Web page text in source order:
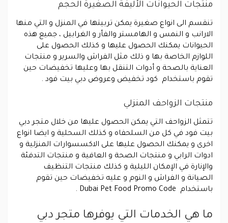
منتجات الحيوانات الأليفة الصغيرة الحجم
تنقسم الى انواع صغيرة يمكن تربيتها في المنزل و التي منها
الارانب و النمس و الهامستر والفأر و الغرابيل ، جميع هذه
الحيوانات يمكنك الحصول عليها و كذلك الحصول على
اللوازم الخاصة بها و ذلك مثل الفراش والسرير و منتجات
العناية بالصحة و أدوات التنقل بها وعليها تخفيضات حين
تقوم باستخدام كود تخفيض وعروض دبي بيت فود .
منتجات الزواحف المنزلي
تتمثل الزواحف التي يمكن الحصول عليها من خلال متجر دبي
بيت فود في كل من السلحفاه و كذلك السحلية و ايضا انواع
اخرى و يمكنك الحصول عليها على الاكسسوارات المنزلية و
ادوات الرابي و منتجات الصحة و العافية و منتجات التدفئة
والإنارة في الإمكان الليلية و كذلك منتجات التنظيف
الصيانة و الفراش و النوم و عليه تخفيضات حين تقوم
باستخدام Dubai Pet Food Promo Code .
ما هي الخدمات التي يوفرها متجر دبي